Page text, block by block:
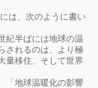
は、次のように書い
紀半ばには地球の温
されるのは、より極
量移住、そして世界
「地球温暖化の影響